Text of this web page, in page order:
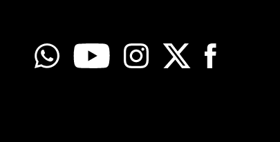
WhatsappYoutube Instagram
X Facebook